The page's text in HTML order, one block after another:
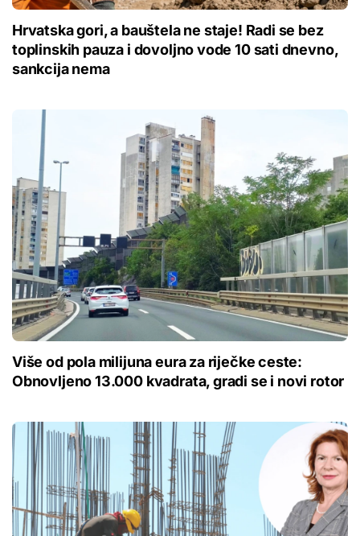
Hrvatska gori, a bauštela ne staje! Radi se bez
toplinskih pauza i dovoljno vode 10 sati dnevno,
sankcija nema
Više od pola milijuna eura za riječke ceste:
Obnovljeno 13.000 kvadrata, gradi se i novi rotor